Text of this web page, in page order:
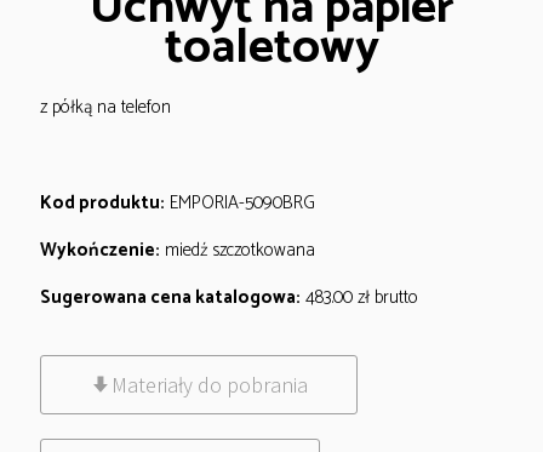
toaletowy
z półką na telefon
Kod produktu: EMPORIA-5090BRG
Wykończenie: miedź szczotkowana
Sugerowana cena katalogowa: 483.00zł brutto
Materiały do pobrania